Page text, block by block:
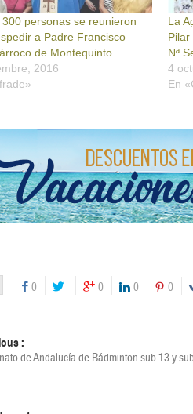
300 personas se reunieron
a Padre Francisco
de Montequinto
2016
La
Nª
4
En
0 0 0 0
:
de Andalucía de Bádminton sub 13 y